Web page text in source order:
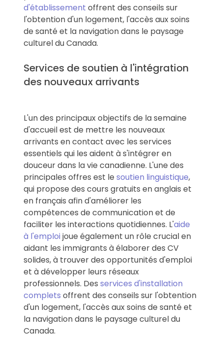
d'établissement offrent des conseils sur
l'obtention d'un logement, l'accès aux soins
de santé et la navigation dans le paysage
culturel du Canada.
Services de soutien à l'intégration
des nouveaux arrivants
L'un des principaux objectifs de la semaine
d'accueil est de mettre les nouveaux
arrivants en contact avec les services
essentiels qui les aident à s'intégrer en
douceur dans la vie canadienne. L'une des
principales offres est le soutien linguistique,
qui propose des cours gratuits en anglais et
en français afin d'améliorer les
compétences de communication et de
faciliter les interactions quotidiennes. L'aide
à l'emploi joue également un rôle crucial en
aidant les immigrants à élaborer des CV
solides, à trouver des opportunités d'emploi
et à développer leurs réseaux
professionnels. Des services d'installation
complets offrent des conseils sur l'obtention
d'un logement, l'accès aux soins de santé et
la navigation dans le paysage culturel du
Canada.